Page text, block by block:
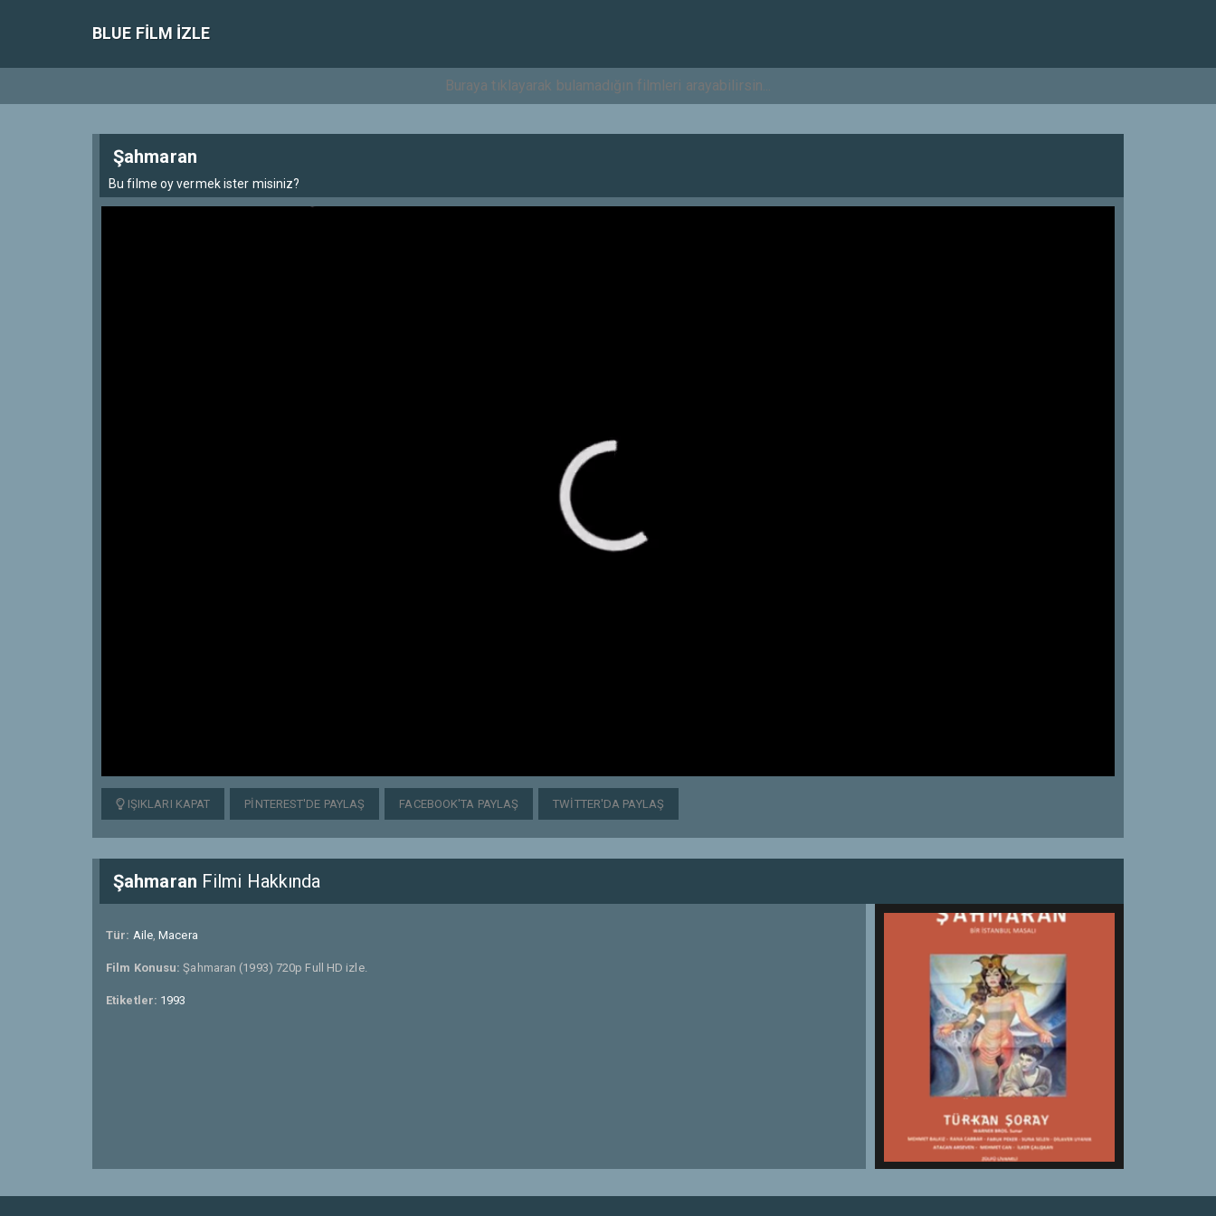
BLUE FILM IZLE
Şahmaran
Bu filme oy vermek ister misiniz?
IŞIKLARI KAPAT PINTEREST'DE PAYLAŞ FACEBOOK'TA PAYLAŞ TWITTER'DA PAYLAŞ
Şahmaran Filmi Hakkında
Tür: Aile,Macera
Film Konusu:Şahmaran (1993) 720p Full HD izle.
Etiketler: 1993